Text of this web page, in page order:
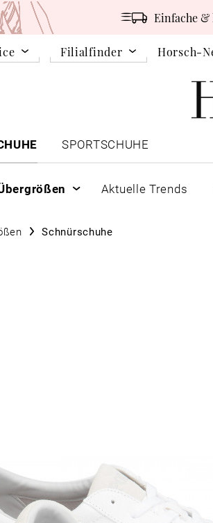
Einfache &
Filialfinder Horsch-
SPORTSCHUHE
Aktuelle Trends
Schnürschuhe